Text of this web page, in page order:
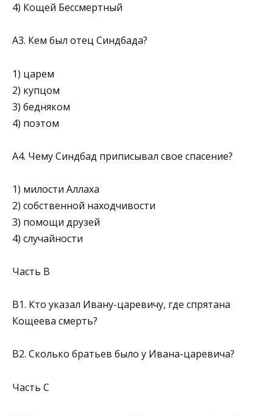
4) Кощей Бессмертный
А3. Кем был отец Синдбада?
1) царем
2) купцом
3) бедняком
4) поэтом
А4. Чему Синдбад приписывал свое спасение?
1) милости Аллаха
2) собственной находчивости
3) помощи друзей
4) случайности
Часть В
В1. Кто указал Ивану-царевичу, где спрятана
Кощеева смерть?
В2. Сколько братьев было у Ивана-царевича?
Часть С